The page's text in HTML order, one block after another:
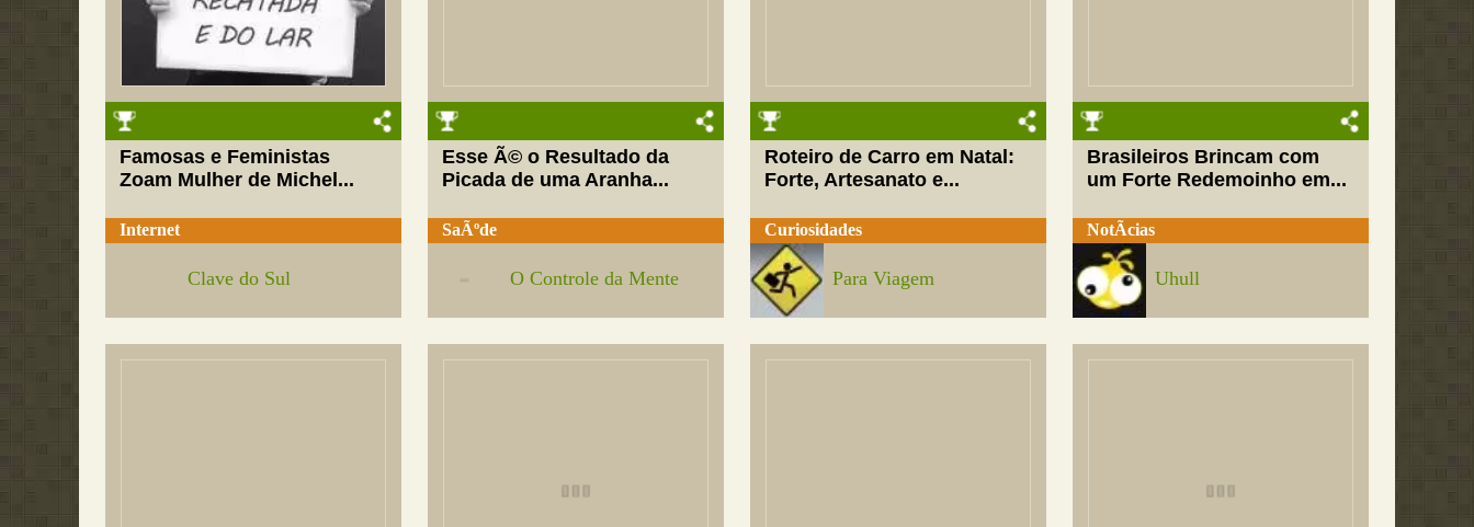
Famosas e Feministas
Zoam Mulher de Michel...
Internet
Clave do Sul
Esse Ã© o Resultado da
Picada de uma Aranha...
SaÃºde
O Controle da Mente
Roteiro de Carro em Natal:
Forte, Artesanato e...
Curiosidades
Para Viagem
Brasileiros Brincam com
um Forte Redemoinho em...
NotÃ­cias
Uhull